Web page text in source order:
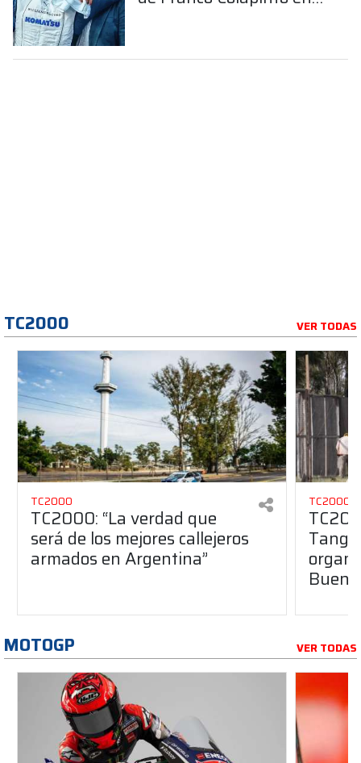
TC2000 VER TODAS
TC2000
TC2000: “La verdad que
será de los mejores callejeros
armados en Argentina”
TC2000
MOTOGP VER TODAS